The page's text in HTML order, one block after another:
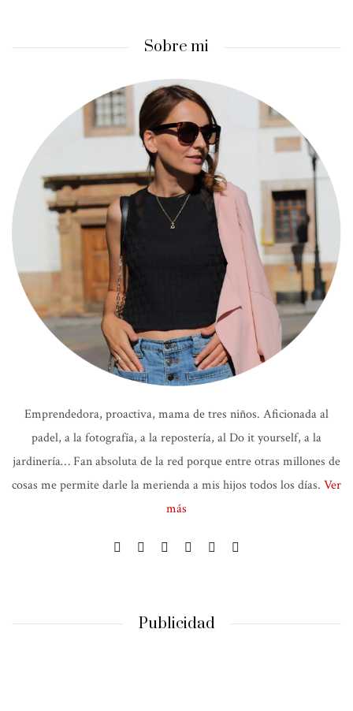
Sobre mi
Emprendedora, proactiva, mama de tres niños. Aficionada al
padel, a la fotografía, a la repostería, al Do it yourself, a la
jardinería… Fan absoluta de la red porque entre otras millones de
cosas me permite darle la merienda a mis hijos todos los días. Ver
más
Publicidad